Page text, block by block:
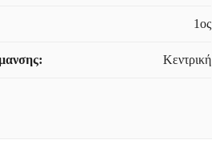
1ος
Κεντρική